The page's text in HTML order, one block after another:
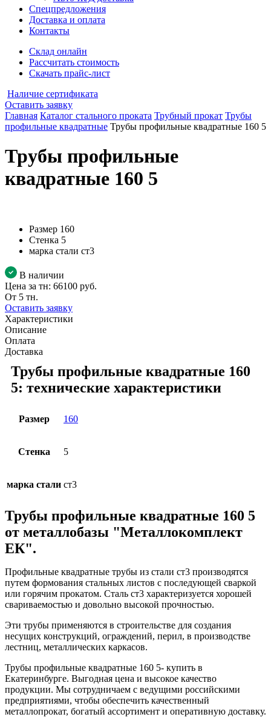
Спецпредложения
Доставка и оплата
Контакты
Склад онлайн
Рассчитать стоимость
Скачать прайс-лист
Наличие сертификата
Оставить заявку
Главная Каталог стального проката Трубный прокат Трубы
профильные квадратные Трубы профильные квадратные 160 5
Трубы профильные
квадратные 160 5
Размер 160
Стенка 5
марка стали ст3
В наличии
Цена за тн: 66100 руб.
От 5 тн.
Оставить заявку
Характеристики
Описание
Оплата
Доставка
Трубы профильные квадратные 160
5: технические характеристики
Размер 160
Стенка 5
марка стали ст3
Трубы профильные квадратные 160 5
от металлобазы "Металлокомплект
ЕК".
Профильные квадратные трубы из стали ст3 производятся
путем формования стальных листов с последующей сваркой
или горячим прокатом. Сталь ст3 характеризуется хорошей
свариваемостью и довольно высокой прочностью.
Эти трубы применяются в строительстве для создания
несущих конструкций, ограждений, перил, в производстве
лестниц, металлических каркасов.
Трубы профильные квадратные 160 5- купить в
Екатеринбурге. Выгодная цена и высокое качество
продукции. Мы сотрудничаем с ведущими российскими
предприятиями, чтобы обеспечить качественный
металлопрокат, богатый ассортимент и оперативную доставку.